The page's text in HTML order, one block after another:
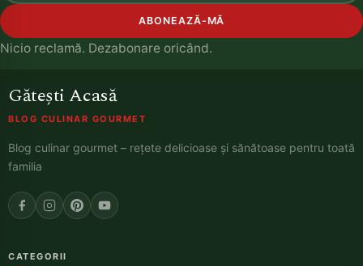
ABONEAZĂ-MĂ
Nicio reclamă. Dezabonare oricând.
Gătești Acasă
BLOG CULINAR GOURMET
Blog culinar gourmet – rețete delicioase și sănătoase pentru toată
familia
CATEGORII